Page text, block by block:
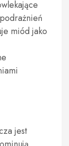
miód jako
jest